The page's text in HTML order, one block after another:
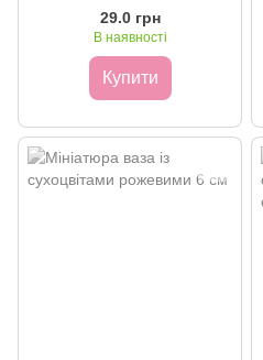
29.0 грн
В наявності
Купити